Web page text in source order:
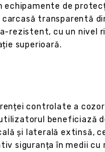
echipamente de
carcasă transparentă
rezistent, cu un nivel
superioară.
controlate a
beneficiază
și laterală extinsă,
siguranța în medii cu